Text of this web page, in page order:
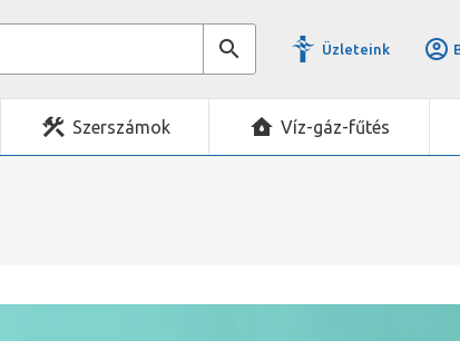
Üzleteink
Szerszámok Víz-gáz-fűtés